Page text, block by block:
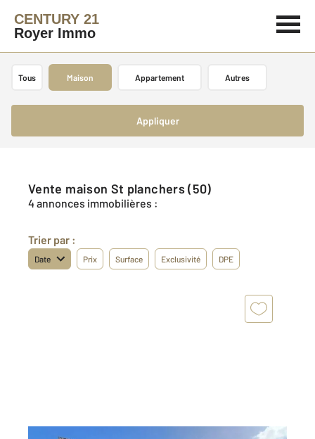
CENTURY 21
Royer Immo
Tous Maison Appartement Autres
Appliquer
Vente maison St planchers (50)
4 annonces immobilières :
Trier par :
Date Prix Surface Exclusivité DPE